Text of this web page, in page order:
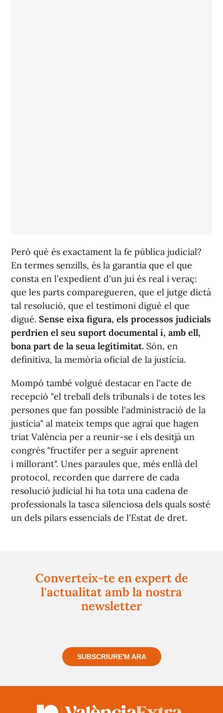
Però què és exactament la fe pública judicial?
En termes senzills, és la garantia que el que
consta en l'expedient d'un juí és real i veraç:
que les parts comparegueren, que el jutge dictà
tal resolució, que el testimoni digué el que
digué. Sense eixa figura, els processos judicials
perdrien el seu suport documental i, amb ell,
bona part de la seua legitimitat. Són, en
definitiva, la memòria oficial de la justícia.
Mompó també volgué destacar en l'acte de
recepció "el treball dels tribunals i de totes les
persones que fan possible l'administració de la
justícia" al mateix temps que agraí que hagen
triat València per a reunir-se i els desitjà un
congrés "fructífer per a seguir aprenent
i millorant". Unes paraules que, més enllà del
protocol, recorden que darrere de cada
resolució judicial hi ha tota una cadena de
professionals la tasca silenciosa dels quals sosté
un dels pilars essencials de l'Estat de dret.
Converteix-te en expert de
l'actualitat amb la nostra
newsletter
SUBSCRIURE'M ARA